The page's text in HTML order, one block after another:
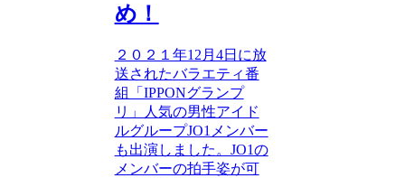
め！
２０２１年12月4日に放
送されたバラエティ番
組「IPPONグランプ
リ」人気の男性アイド
ルグループJO1メンバー
も出演しました。JO1の
メンバーの拍手姿が可